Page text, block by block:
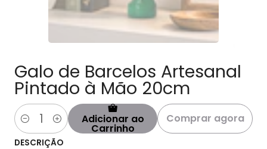
Galo de Barcelos Artesanal
Pintado à Mão 20cm
Quantidade Adicionar ao
Carrinho
Comprar agora
DESCRIÇÃO